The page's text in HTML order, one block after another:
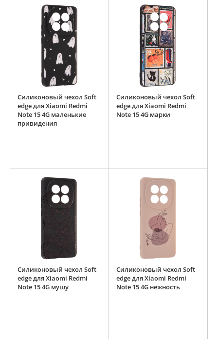
Силиконовый чехол Soft
edge для Xiaomi Redmi
Note 15 4G маленькие
привидения
Силиконовый чехол Soft
edge для Xiaomi Redmi
Note 15 4G марки
Силиконовый чехол Soft
edge для Xiaomi Redmi
Note 15 4G мушу
Силиконовый чехол Soft
edge для Xiaomi Redmi
Note 15 4G нежность